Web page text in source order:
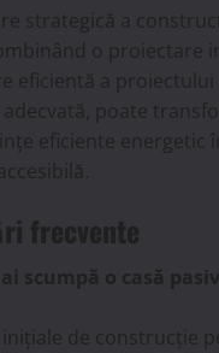
strategică a
o proiectare
eficientă a proiectului
poate
eficiente energetic
frecvente
scumpă o casă
de construcție